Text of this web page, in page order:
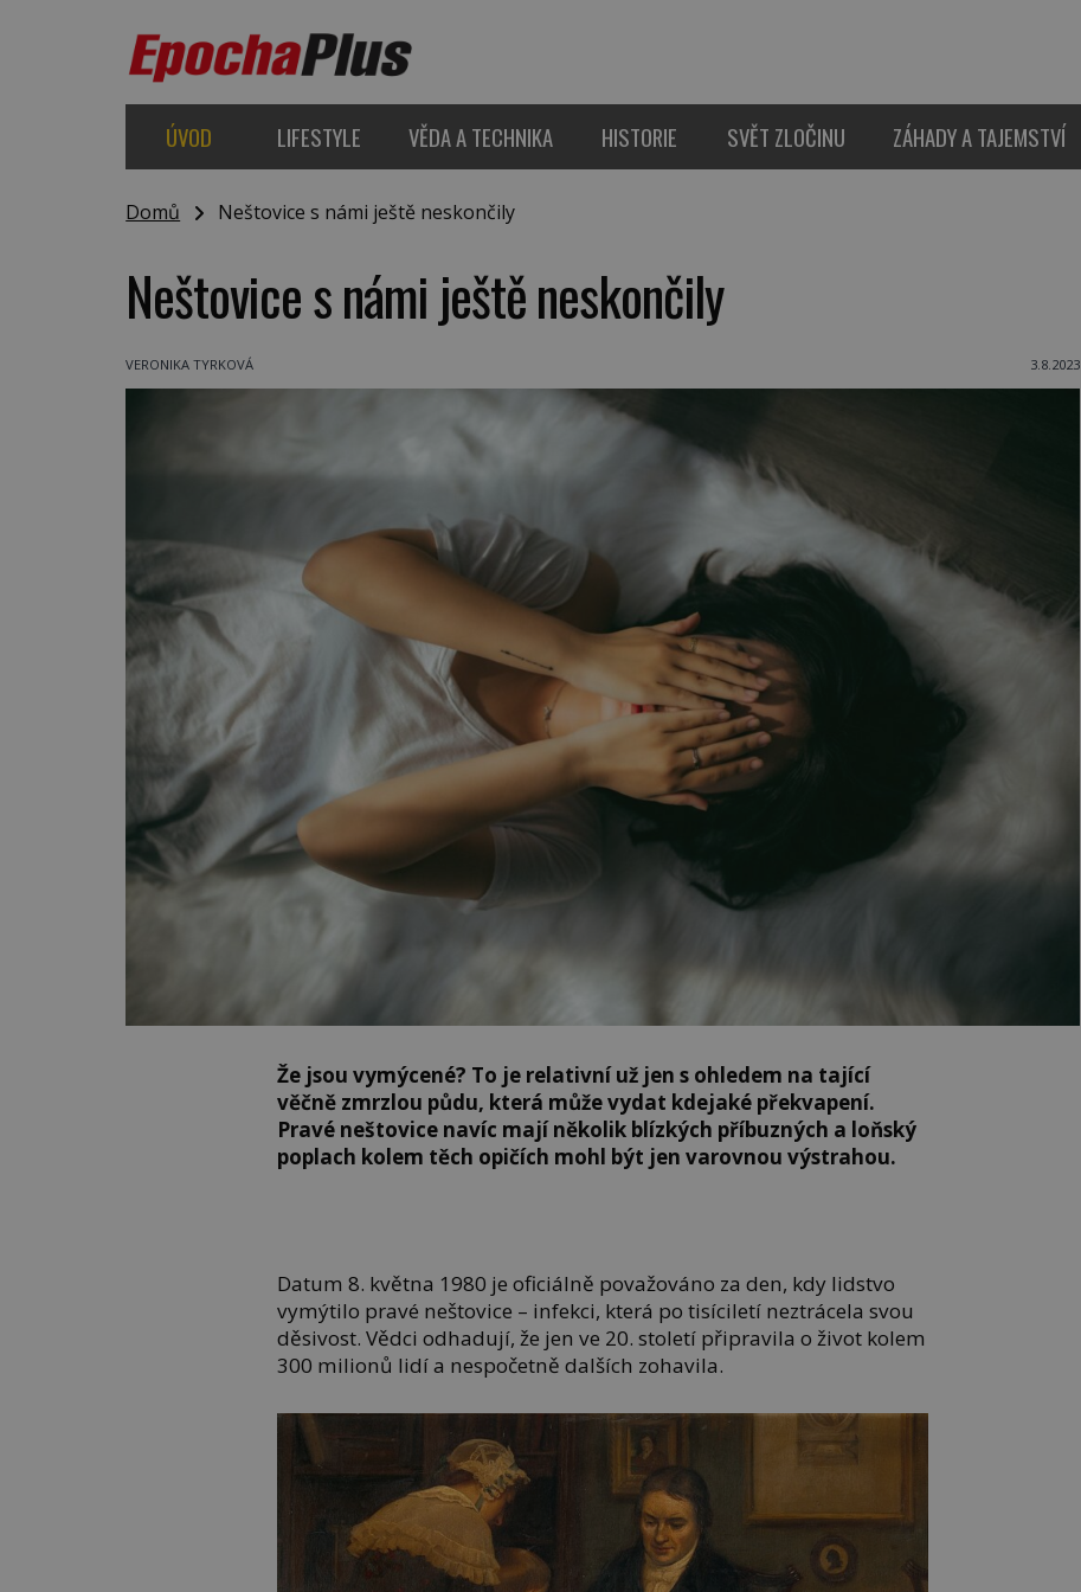
ÚVOD LIFESTYLE VĚDA A TECHNIKA HISTORIE SVĚT ZLOČINU ZÁHADY A TAJEMSTVÍ
Domů Neštovice s námi ještě neskončily
Neštovice s námi ještě neskončily
VERONIKA TYRKOVÁ 3.8.2023
Že jsou vymýcené? To je relativní už jen s ohledem na tající
věčně zmrzlou půdu, která může vydat kdejaké překvapení.
Pravé neštovice navíc mají několik blízkých příbuzných a loňský
poplach kolem těch opičích mohl být jen varovnou výstrahou.
Datum 8. května 1980 je oficiálně považováno za den, kdy lidstvo
vymýtilo pravé neštovice – infekci, která po tisíciletí neztrácela svou
děsivost. Vědci odhadují, že jen ve 20. století připravila o život kolem
300 milionů lidí a nespočetně dalších zohavila.